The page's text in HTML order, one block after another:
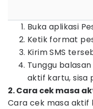
Buka aplikasi
Ketik format
Kirim SMS
Tunggu
aktif kartu, sisa
2. Cara cek masa
Cara cek masa aktif